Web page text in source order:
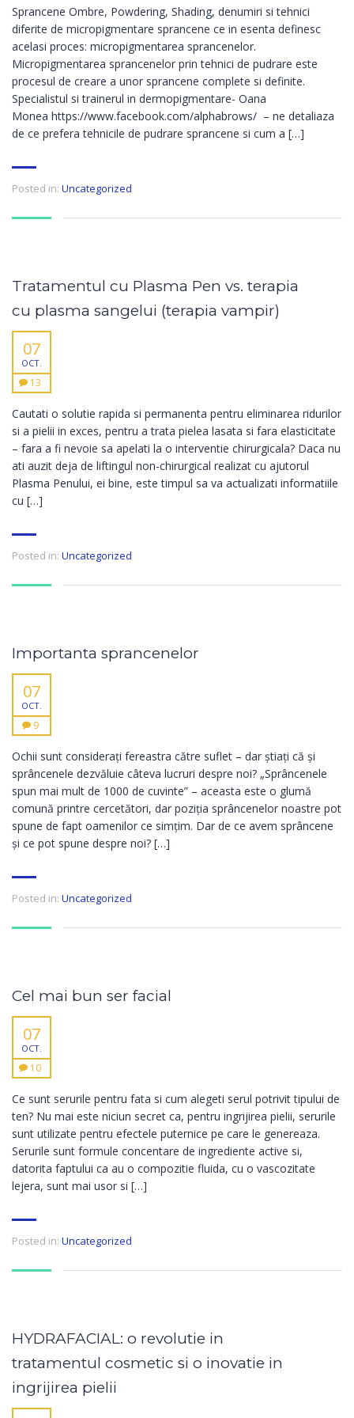
Sprancene Ombre, Powdering, Shading, denumiri si tehnici
diferite de micropigmentare sprancene ce in esenta definesc
acelasi proces: micropigmentarea sprancenelor.
Micropigmentarea sprancenelor prin tehnici de pudrare este
procesul de creare a unor sprancene complete si definite.
Specialistul si trainerul in dermopigmentare- Oana
Monea https://www.facebook.com/alphabrows/ – ne detaliaza
de ce prefera tehnicile de pudrare sprancene si cum a […]
Posted in: Uncategorized
Tratamentul cu Plasma Pen vs. terapia
cu plasma sangelui (terapia vampir)
07
OCT.
13
Cautati o solutie rapida si permanenta pentru eliminarea ridurilor
si a pielii in exces, pentru a trata pielea lasata si fara elasticitate
– fara a fi nevoie sa apelati la o interventie chirurgicala? Daca nu
ati auzit deja de liftingul non-chirurgical realizat cu ajutorul
Plasma Penului, ei bine, este timpul sa va actualizati informatiile
cu […]
Posted in: Uncategorized
Importanta sprancenelor
07
OCT.
9
Ochii sunt considerați fereastra către suflet – dar știați că și
sprâncenele dezvăluie câteva lucruri despre noi? „Sprâncenele
spun mai mult de 1000 de cuvinte” – aceasta este o glumă
comună printre cercetători, dar poziția sprâncenelor noastre pot
spune de fapt oamenilor ce simțim. Dar de ce avem sprâncene
și ce pot spune despre noi? […]
Posted in: Uncategorized
Cel mai bun ser facial
07
OCT.
10
Ce sunt serurile pentru fata si cum alegeti serul potrivit tipului de
ten? Nu mai este niciun secret ca, pentru ingrijirea pielii, serurile
sunt utilizate pentru efectele puternice pe care le genereaza.
Serurile sunt formule concentare de ingrediente active si,
datorita faptului ca au o compozitie fluida, cu o vascozitate
lejera, sunt mai usor si […]
Posted in: Uncategorized
HYDRAFACIAL: o revolutie in
tratamentul cosmetic si o inovatie in
ingrijirea pielii